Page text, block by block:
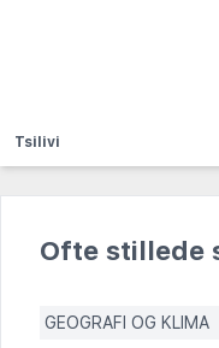
Tsilivi
Ofte stillede
GEOGRAFI OG KLIMA